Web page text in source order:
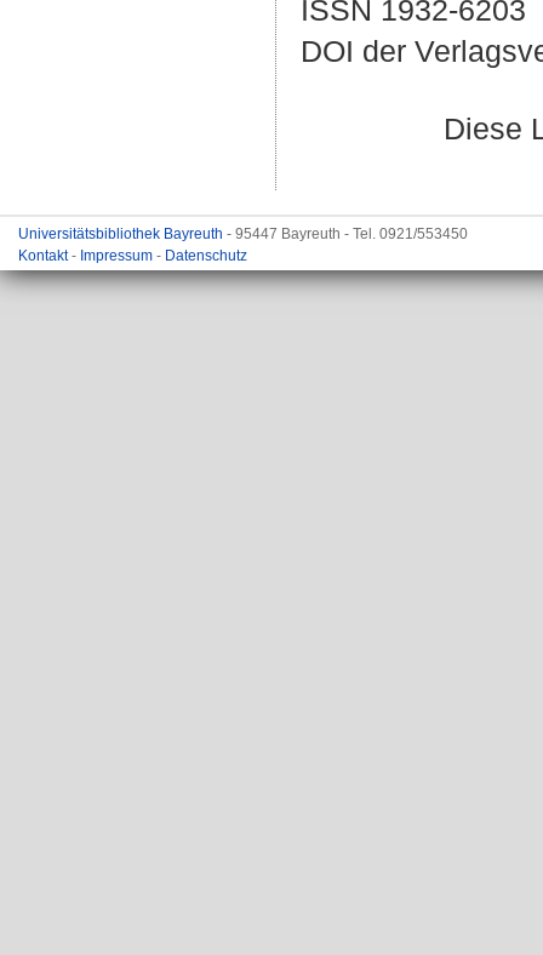
ISSN 1932-6203
DOI der
Diese
Universitätsbibliothek Bayreuth - 95447 Bayreuth - Tel. 0921/553450
Kontakt- Impressum - Datenschutz